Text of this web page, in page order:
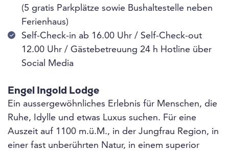
(5 gratis Parkplätze sowie Bushaltestelle neben
Ferienhaus)
Self-Check-in ab 16.00 Uhr / Self-Check-out
12.00 Uhr / Gästebetreuung 24 h Hotline über
Social Media
Engel Ingold Lodge
Ein aussergewöhnliches Erlebnis für Menschen, die
Ruhe, Idylle und etwas Luxus suchen. Für eine
Auszeit auf 1100 m.ü.M., in der Jungfrau Region, in
einer fast unberührten Natur, in einem superior